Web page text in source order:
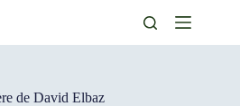
de David Elbaz